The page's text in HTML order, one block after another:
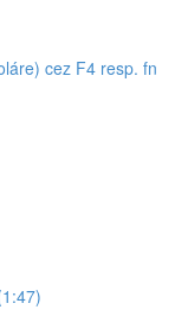
cez F4 resp. fn